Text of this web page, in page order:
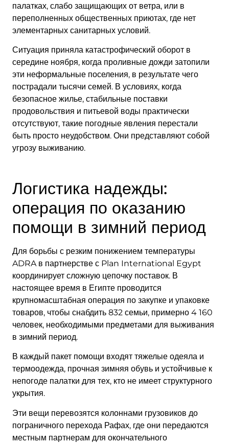
палатках, слабо защищающих от ветра, или в
переполненных общественных приютах, где нет
элементарных санитарных условий.
Ситуация приняла катастрофический оборот в
середине ноября, когда проливные дожди затопили
эти неформальные поселения, в результате чего
пострадали тысячи семей. В условиях, когда
безопасное жилье, стабильные поставки
продовольствия и питьевой воды практически
отсутствуют, такие погодные явления перестали
быть просто неудобством. Они представляют собой
угрозу выживанию.
Логистика надежды:
операция по оказанию
помощи в зимний период
Для борьбы с резким понижением температуры
ADRA в партнерстве с Plan International Egypt
координирует сложную цепочку поставок. В
настоящее время в Египте проводится
крупномасштабная операция по закупке и упаковке
товаров, чтобы снабдить 832 семьи, примерно 4 160
человек, необходимыми предметами для выживания
в зимний период.
В каждый пакет помощи входят тяжелые одеяла и
термоодежда, прочная зимняя обувь и устойчивые к
непогоде палатки для тех, кто не имеет структурного
укрытия.
Эти вещи перевозятся колоннами грузовиков до
пограничного перехода Рафах, где они передаются
местным партнерам для окончательного